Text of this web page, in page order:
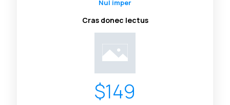
Nul imper
Cras donec lectus
$149